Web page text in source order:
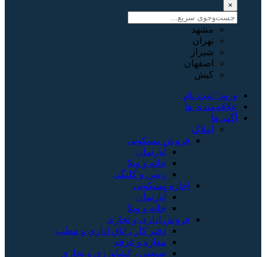
×
مشهد
تهران
شیراز
اصفهان
کیش
ورود / ثبت نام
علاقه‌مندی ها
آگهی‌ها
املاک
فروش مسکونی
آپارتمان
خانه و ویلا
زمین و کلنگی
اجاره مسکونی
آپارتمان
خانه و ویلا
فروش اداری و تجاری
دفتر کار ، اتاق اداری و مطب
مغازه و غرفه
صنعتی ، کشاورزی و تجاری